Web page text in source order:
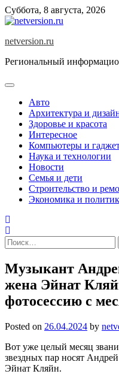
Skip
to
Суббота, 8 августа, 2026
netversion.ru
Региональный
Авто
Архитектура и
Здоровье и красота
Интересное
Компьютеры и
Наука и технологии
Новости
Семья и дети
Строительство и
Экономика и
Найти:
Музыкант
жена Эйнат
фотосессию с
Posted on 26.04.2024 by
Вот уже целый месяц
звездных пар носят
Эйнат Кляйн.